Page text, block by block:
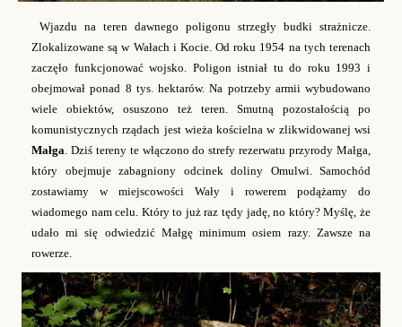
Wjazdu na teren dawnego poligonu strzegły budki strażnicze.
Zlokalizowane są w Wałach i Kocie. Od roku 1954 na tych terenach
zaczęło funkcjonować wojsko. Poligon istniał tu do roku 1993 i
obejmował ponad 8 tys. hektarów. Na potrzeby armii wybudowano
wiele obiektów, osuszono też teren. Smutną pozostałością po
komunistycznych rządach jest wieża kościelna w zlikwidowanej wsi
Małga . Dziś tereny te włączono do strefy rezerwatu przyrody Małga,
który obejmuje zabagniony odcinek doliny Omulwi. Samochód
zostawiamy w miejscowości Wały i rowerem podążamy do
wiadomego nam celu. Który to już raz tędy jadę, no który? Myślę, że
udało mi się odwiedzić Małgę minimum osiem razy. Zawsze na
rowerze.